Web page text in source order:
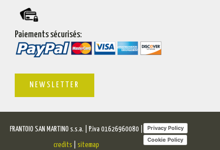
Paiements sécurisés:
NEWSLETTER
FRANTOIO SAN MARTINO s.s.a. | P.iva 01626960080 |
credits |sitemap
Privacy Policy
Cookie Policy